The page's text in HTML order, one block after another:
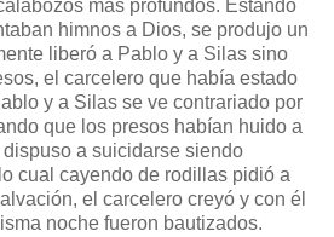
más profundos. Estando
himnos a Dios, se produjo un
liberó a Pablo y a Silas sino
el carcelero que había estado
y a Silas se ve contrariado por
que los presos habían huido a
a suicidarse siendo
cual cayendo de rodillas pidió a
el carcelero creyó y con él
noche fueron bautizados.